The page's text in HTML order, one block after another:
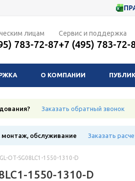
лицам
783-72-87
Сервис и поддержка
+7 (495) 783-72-
О КОМПАНИИ
Заказать обратный звонок
обслуживание Заказать
GL-OT-SG08LC1-1550-1310-D
1550-1310-D